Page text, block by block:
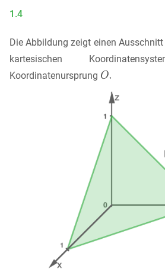
1.4
Die Abbildung zeigt einen Ausschnitt
kartesischen
Koordinatenursprung